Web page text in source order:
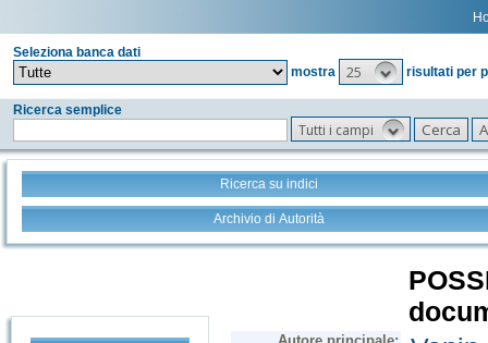
Seleziona banca dati
mostra
25 risultati per
Ricerca semplice
Tutti i campi
Ricerca su indici
Archivio di Autorità